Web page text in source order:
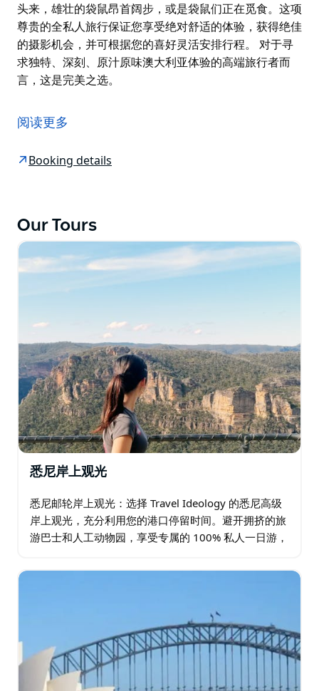
头来，雄壮的袋鼠昂首阔步，或是袋鼠们正在觅食。这项
尊贵的全私人旅行保证您享受绝对舒适的体验，获得绝佳
的摄影机会，并可根据您的喜好灵活安排行程。 对于寻
求独特、深刻、原汁原味澳大利亚体验的高端旅行者而
言，这是完美之选。
索神奇的乡村袋鼠世界。这并非动物园，而是一次独一无
二的体验，您将有机会亲眼目睹野生袋鼠在村庄里自由漫
领下，您将深入了解澳大利亚本土动物的行为。您将亲眼
目睹这些迷人的"城市大脚怪"在街道上跳跃，在居民的花
出头来，雄壮的袋鼠昂首阔步，或是袋鼠们正在觅食。这
项尊贵的全私人旅行保证您享受绝对舒适的体验，获得绝
佳的摄影机会，并可根据您的喜好灵活安排行程。
对于寻求独特、深刻、原汁原味澳大利亚体验的高端旅行
者而言，这是完美之选。
阅读更多
Booking details
Our Tours
悉尼岸上观光
悉尼邮轮岸上观光：选择 Travel Ideology 的悉尼高级
岸上观光，充分利用您的港口停留时间。避开拥挤的旅
游巴士和人工动物园，享受专属的 100% 私人一日游，
海岸风光。…